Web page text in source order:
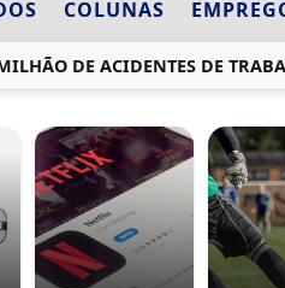
COLUNAS
DE ACIDENTES DE TRABALHO